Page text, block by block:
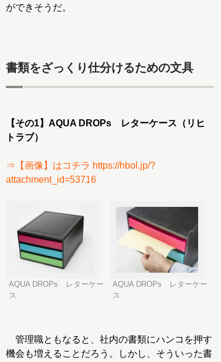
ができそうだ。
書類をざっくり仕分けるための文具
【その1】AQUA DROPs レターケース（リヒ
トラブ）
⇒【画像】はコチラ https://hbol.jp/?
attachment_id=53716
AQUA DROPs レターケー
ス
AQUA DROPs レターケー
ス
管理職ともなると、社内の書類にハンコを押す
機会も増えることだろう。しかし、そういった書